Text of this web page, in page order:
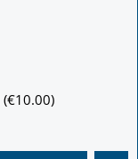
(€10.00)